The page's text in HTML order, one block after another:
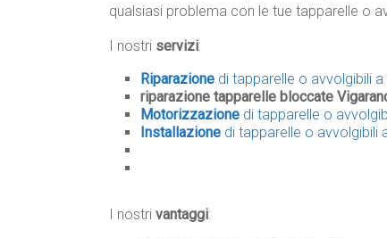
qualsiasi problema con le tue tapparelle o
I nostri servizi:
Riparazione di tapparelle o avvolgibili
riparazione tapparelle bloccate
Motorizzazione di tapparelle o
Installazione di tapparelle o avvolgibili
I nostri vantaggi: